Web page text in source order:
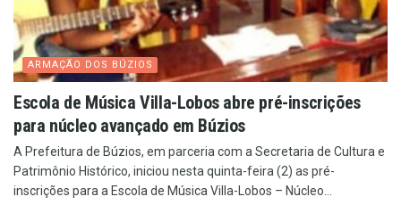
ARMAÇÃO DOS BÚZIOS
Escola de Música Villa-Lobos abre pré-inscrições
para núcleo avançado em Búzios
A Prefeitura de Búzios, em parceria com a Secretaria de Cultura e
Patrimônio Histórico, iniciou nesta quinta-feira (2) as pré-
inscrições para a Escola de Música Villa-Lobos – Núcleo...